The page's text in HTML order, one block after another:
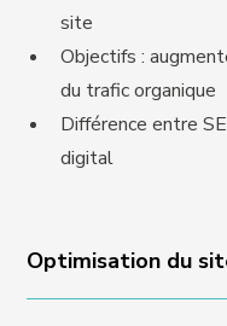
site
Objectifs :
du trafic organique
Différence entre
digital
Optimisation du